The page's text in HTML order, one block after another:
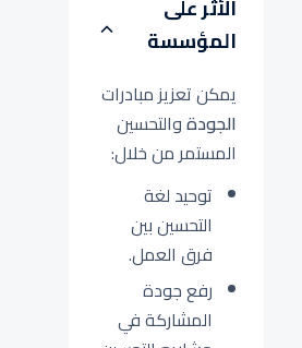
الأثر على
المؤسسة
يمكن تعزيز مبادرات
الجودةوالتحسين
المستمر من خلال:
توحيد لغة
التحسين بين
فرق العمل.
رفع جودة
المشاركة في